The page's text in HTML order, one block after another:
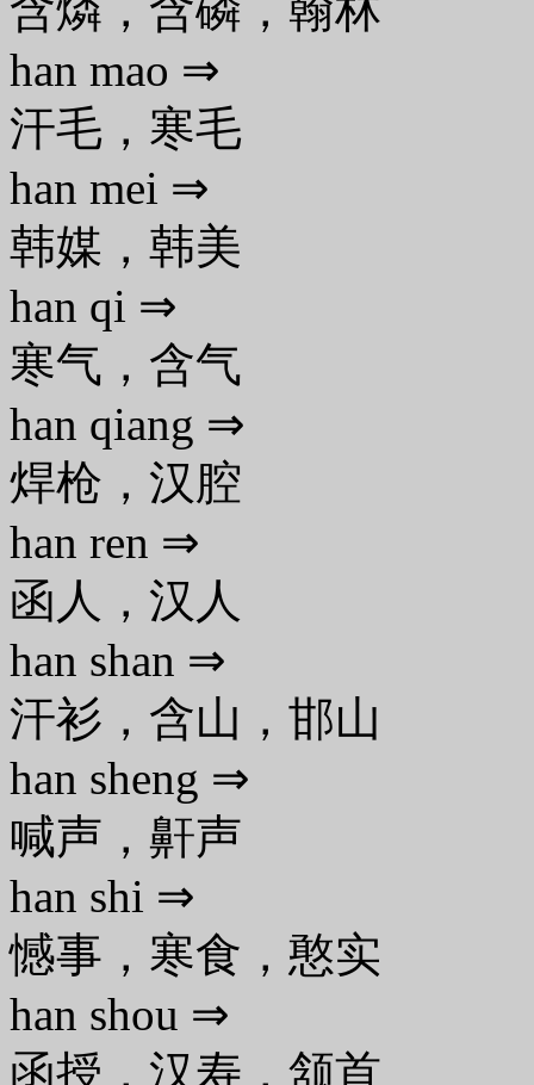
han mao ⇒
汗毛，寒毛
han mei ⇒
韩媒，韩美
han qi ⇒
寒气，含气
han qiang ⇒
焊枪，汉腔
han ren ⇒
函人，汉人
han shan ⇒
汗衫，含山，邯山
han sheng ⇒
喊声，鼾声
han shi ⇒
憾事，寒食，憨实
han shou ⇒
函授，汉寿，颔首